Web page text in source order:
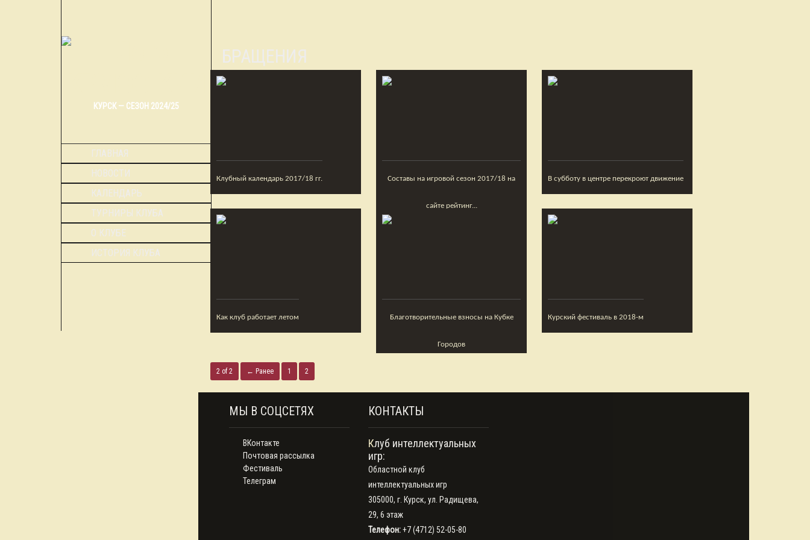
КУРСК — СЕЗОН 2024/25
ГЛАВНАЯ
НОВОСТИ
КАЛЕНДАРЬ
ТУРНИРЫ КЛУБА
О КЛУБЕ
ИСТОРИЯ КЛУБА
ОБРАЩЕНИЯ
Клубный календарь 2017/18 гг. Составы на игровой сезон 2017/18 на
сайте рейтинг...
В субботу в центре перекроют движение
Как клуб работает летом Благотворительные взносы на Кубке
Городов
Курский фестиваль в 2018-м
2 of 2 ← Ранее 1 2
МЫ В СОЦСЕТЯХ
ВКонтакте
Почтовая рассылка
Фестиваль
Телеграм
КОНТАКТЫ
Клуб интеллектуальных
игр:
Областной клуб
интеллектуальных игр
305000, г. Курск, ул. Радищева,
29, 6 этаж
Телефон:+7 (4712) 52-05-80